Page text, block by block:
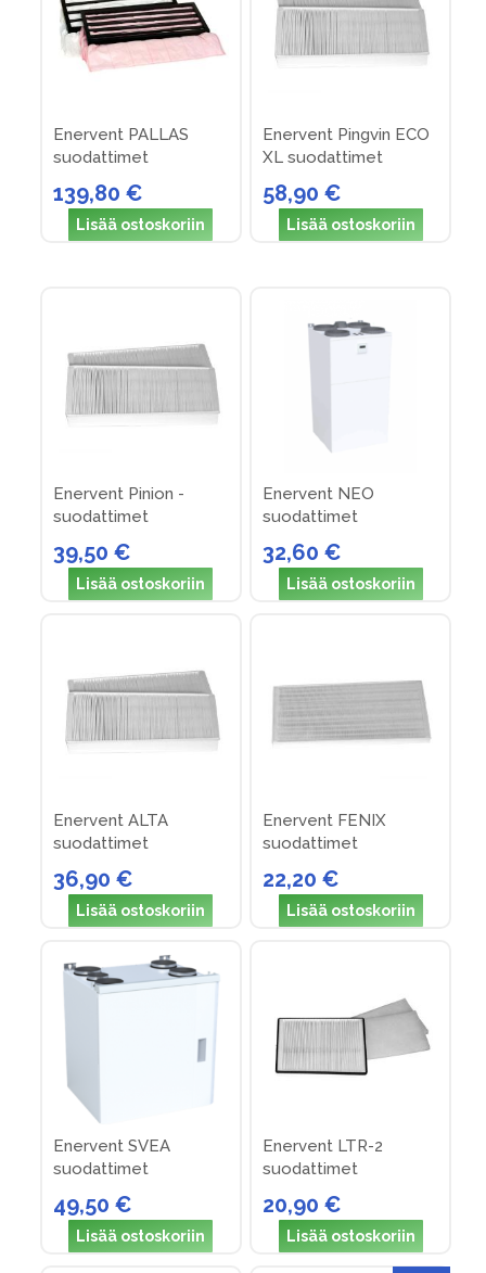
suodattimet
139,80 €
Lisää ostoskoriin
XL suodattimet
58,90 €
Lisää ostoskoriin
suodattimet
39,50 €
Lisää ostoskoriin
suodattimet
32,60 €
Lisää ostoskoriin
suodattimet
36,90 €
Lisää ostoskoriin
suodattimet
22,20 €
Lisää ostoskoriin
Enervent SVEA
suodattimet
49,50 €
Lisää ostoskoriin
suodattimet
20,90 €
Lisää ostoskoriin
-28%